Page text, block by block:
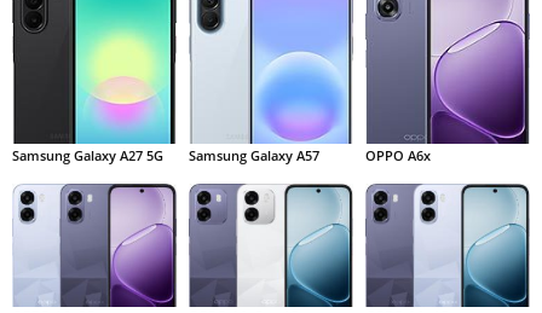
Samsung Galaxy A27 5G Samsung Galaxy A57 OPPO A6x